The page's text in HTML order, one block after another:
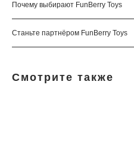
Почему выбирают FunBerry Toys
Станьте партнёром FunBerry Toys
Смотрите также